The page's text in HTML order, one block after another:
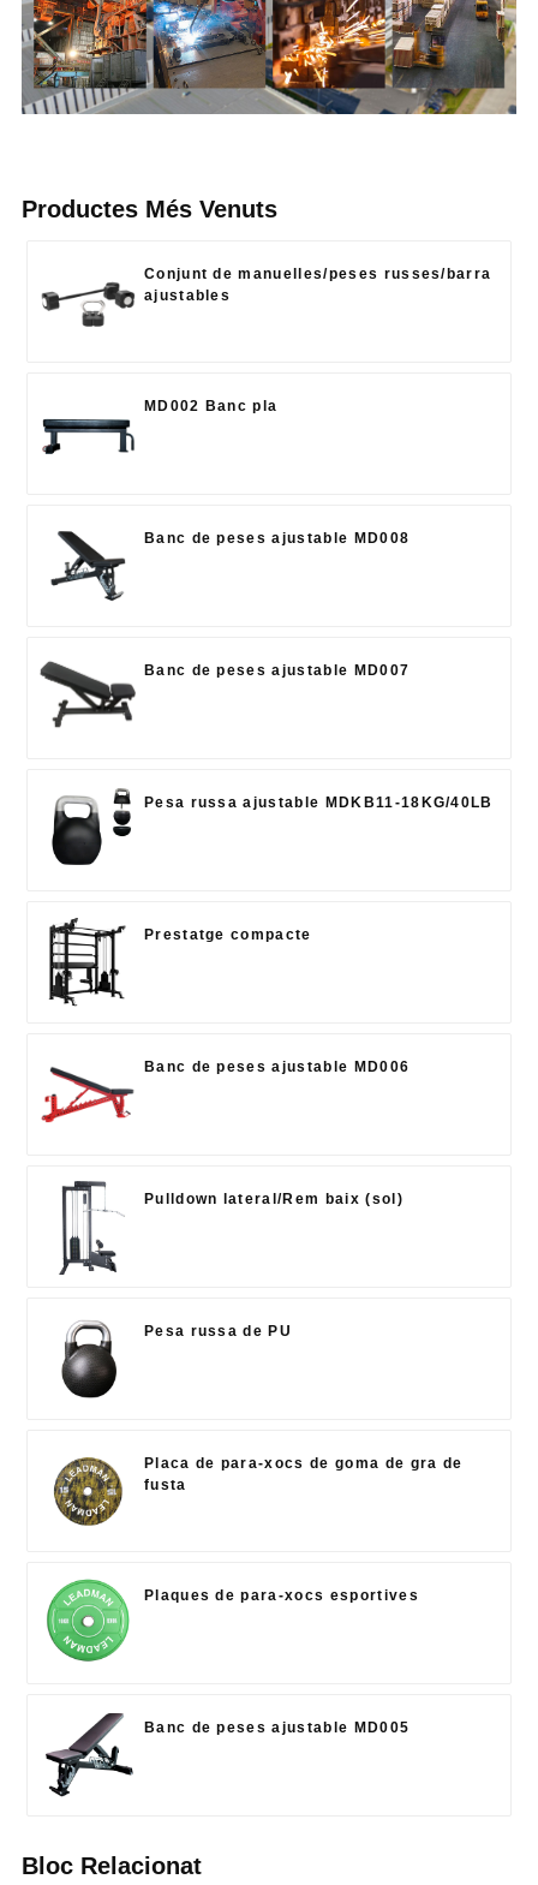
Productes Més Venuts
Conjunt de manuelles/peses russes/barra
ajustables
MD002 Banc pla
Banc de peses ajustable MD008
Banc de peses ajustable MD007
Pesa russa ajustable MDKB11-18KG/40LB
Prestatge compacte
Banc de peses ajustable MD006
Pulldown lateral/Rem baix (sol)
Pesa russa de PU
Placa de para-xocs de goma de gra de
fusta
Plaques de para-xocs esportives
Banc de peses ajustable MD005
Bloc Relacionat